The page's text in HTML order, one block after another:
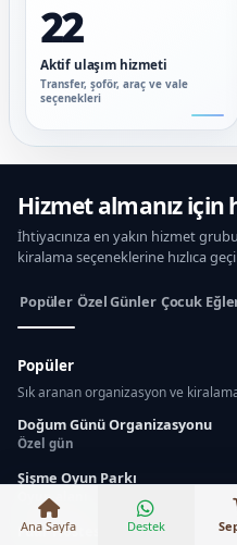
22
Aktif ulaşım hizmeti
Transfer, şoför, araç ve vale
seçenekleri
Hizmet almanız için
İhtiyacınıza en yakın hizmet
kiralama seçeneklerine hızlıca
Popüler Özel Günler Çocuk
Popüler
Sık aranan organizasyon ve
Doğum Günü Organizasyonu
Özel gün
Şişme Oyun Parkı
Oyun alanı
Fuar Hostesi
Ana Sayfa Destek